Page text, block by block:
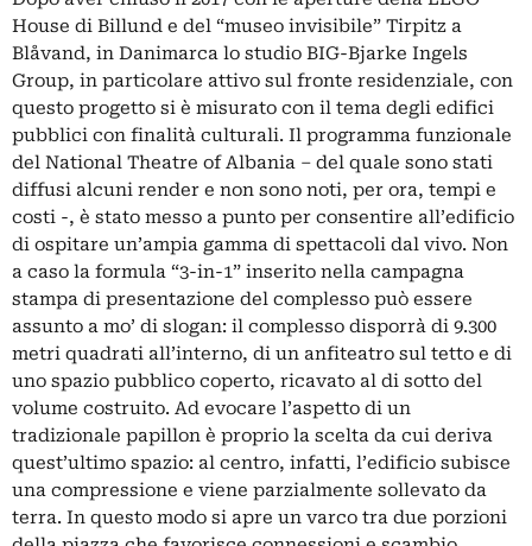
House di Billund e del “museo invisibile” Tirpitz a
Blåvand, in Danimarca lo studio BIG-Bjarke Ingels
Group, in particolare attivo sul fronte residenziale, con
questo progetto si è misurato con il tema degli edifici
pubblici con finalità culturali. Il programma funzionale
del National Theatre of Albania – del quale sono stati
diffusi alcuni render e non sono noti, per ora, tempi e
costi -, è stato messo a punto per consentire all’edificio
di ospitare un’ampia gamma di spettacoli dal vivo. Non
a caso la formula “3-in-1” inserito nella campagna
stampa di presentazione del complesso può essere
assunto a mo’ di slogan: il complesso disporrà di 9.300
metri quadrati all’interno, di un anfiteatro sul tetto e di
uno spazio pubblico coperto, ricavato al di sotto del
volume costruito. Ad evocare l’aspetto di un
tradizionale papillon è proprio la scelta da cui deriva
quest’ultimo spazio: al centro, infatti, l’edificio subisce
una compressione e viene parzialmente sollevato da
terra. In questo modo si apre un varco tra due porzioni